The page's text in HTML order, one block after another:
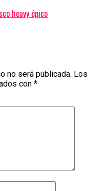
heavy épico
no será publicada. Los
con *